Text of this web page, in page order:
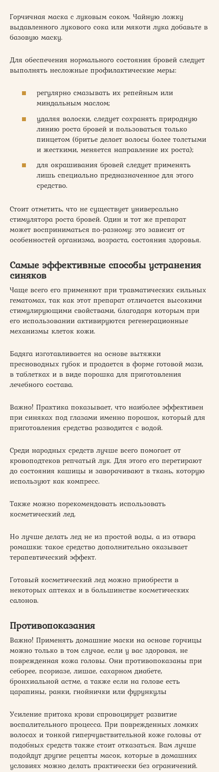
Горчичная маска с луковым соком. Чайную ложку
выдавленного лукового сока или мякоти лука добавьте в
базовую маску.
Для обеспечения нормального состояния бровей следует
выполнять несложные профилактические меры:
регулярно смазывать их репейным или
миндальным маслом;
удаляя волоски, следует сохранять природную
линию роста бровей и пользоваться только
пинцетом (бритье делает волосы более толстыми
и жесткими, меняется направление их роста);
для окрашивания бровей следует применять
лишь специально предназначенное для этого
средство.
Стоит отметить, что не существует универсально
стимулятора роста бровей. Один и тот же препарат
может восприниматься по-разному: это зависит от
особенностей организма, возраста, состояния здоровья.
Самые эффективные способы устранения
синяков
Чаще всего его применяют при травматических сильных
гематомах, так как этот препарат отличается высокими
стимулирующими свойствами, благодаря которым при
его использовании активируются регенерационные
механизмы клеток кожи.
Бадяга изготавливается на основе вытяжки
пресноводных губок и продается в форме готовой мази,
в таблетках и в виде порошка для приготовления
лечебного состава.
Важно! Практика показывает, что наиболее эффективен
при синяках под глазами именно порошок, который для
приготовления средства разводится с водой.
Среди народных средств лучше всего помогает от
кровоподтеков репчатый лук. Для этого его перетирают
до состояния кашицы и заворачивают в ткань, которую
используют как компресс.
Также можно порекомендовать использовать
косметический лед.
Но лучше делать лед не из простой воды, а из отвара
ромашки: такое средство дополнительно оказывает
терапевтический эффект.
Готовый косметический лед можно приобрести в
некоторых аптеках и в большинстве косметических
салонов.
Противопоказания
Важно! Применять домашние маски на основе горчицы
можно только в том случае, если у вас здоровая, не
поврежденная кожа головы. Они противопоказаны при
себорее, псориазе, лишае, сахарном диабете,
бронхиальной астме, а также если на голове есть
царапины, ранки, гнойнички или фурункулы
Усиление притока крови спровоцирует развитие
воспалительного процесса. При поврежденных ломких
волосах и тонкой гиперчувствительной коже головы от
подобных средств также стоит отказаться. Вам лучше
подойдут другие рецепты масок, которые в домашних
условиях можно делать практически без ограничений.